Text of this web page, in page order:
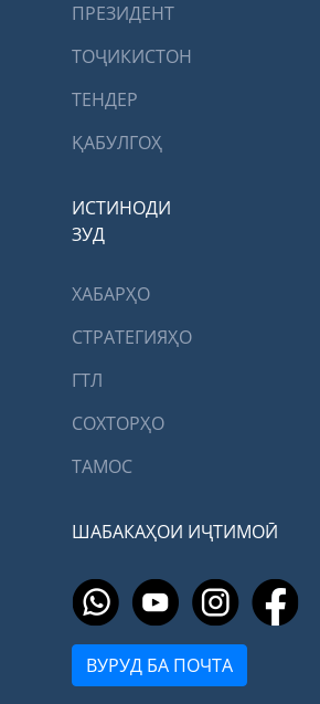
ПРЕЗИДЕНТ
ТОҶИКИСТОН
ТЕНДЕР
ҚАБУЛГОҲ
ИСТИНОДИ
ЗУД
ХАБАРҲО
СТРАТЕГИЯҲО
ГТЛ
СОХТОРҲО
ТАМОС
ШАБАКАҲОИ ИҶТИМОӢ
ВУРУД БА ПОЧТА